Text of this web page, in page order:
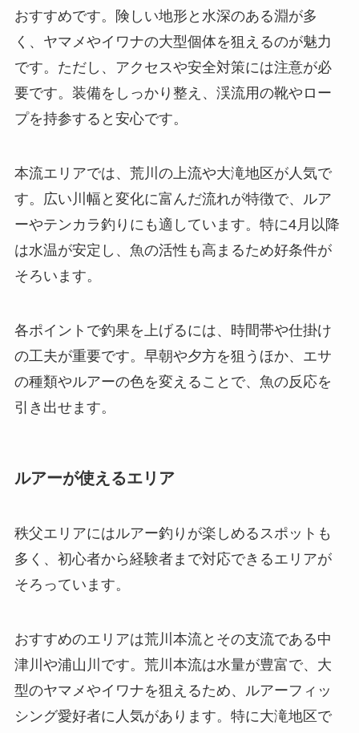
おすすめです。険しい地形と水深のある淵が多
く、ヤマメやイワナの大型個体を狙えるのが魅力
です。ただし、アクセスや安全対策には注意が必
要です。装備をしっかり整え、渓流用の靴やロー
プを持参すると安心です。
本流エリアでは、荒川の上流や大滝地区が人気で
す。広い川幅と変化に富んだ流れが特徴で、ルア
ーやテンカラ釣りにも適しています。特に4月以降
は水温が安定し、魚の活性も高まるため好条件が
そろいます。
各ポイントで釣果を上げるには、時間帯や仕掛け
の工夫が重要です。早朝や夕方を狙うほか、エサ
の種類やルアーの色を変えることで、魚の反応を
引き出せます。
ルアーが使えるエリア
秩父エリアにはルアー釣りが楽しめるスポットも
多く、初心者から経験者まで対応できるエリアが
そろっています。
おすすめのエリアは荒川本流とその支流である中
津川や浦山川です。荒川本流は水量が豊富で、大
型のヤマメやイワナを狙えるため、ルアーフィッ
シング愛好者に人気があります。特に大滝地区で